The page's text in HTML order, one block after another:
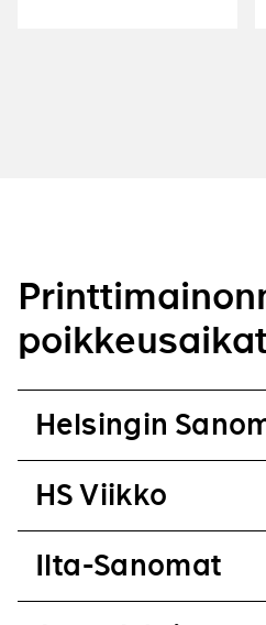
Helsingin
HS Viikko
Ilta-Sanomat